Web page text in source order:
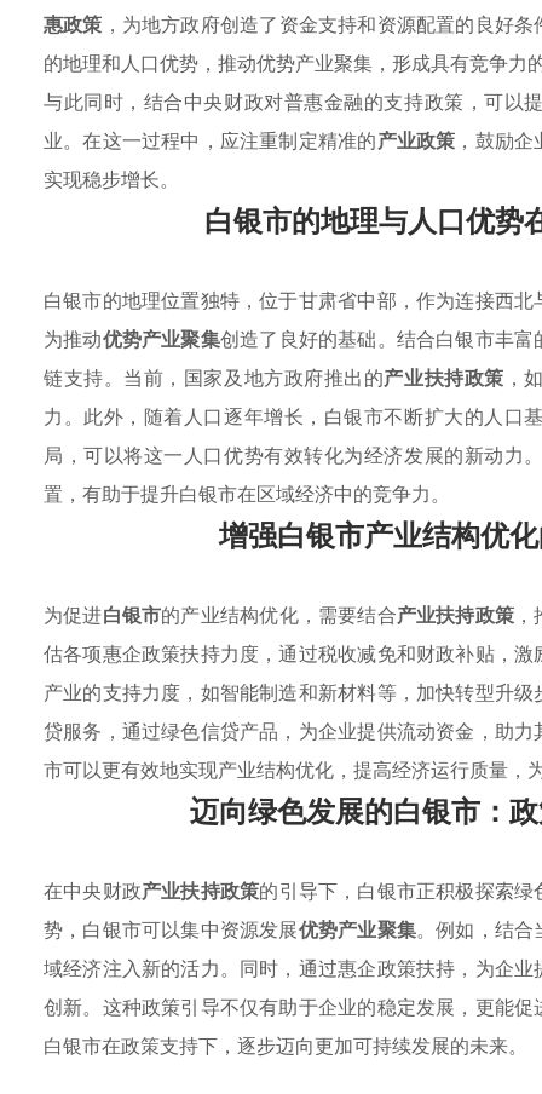
惠政策 ，为地方政府创造了资金支持和资源配置的良好
的地理和人口优势，推动优势产业聚集，形成具有竞争力
与此同时，结合中央财政对普惠金融的支持政策，可以
业。在这一过程中，应注重制定精准的产业政策 ，鼓励
实现稳步增长。
白银市的地理与人口优势
白银市的地理位置独特，位于甘肃省中部，作为连接西
为推动优势产业聚集创造了良好的基础。结合白银市丰
链支持。当前，国家及地方政府推出的产业扶持政策 ，
力。此外，随着人口逐年增长，白银市不断扩大的人口
局，可以将这一人口优势有效转化为经济发展的新动力
置，有助于提升白银市在区域经济中的竞争力。
增强白银市产业结构优
为促进白银市的产业结构优化，需要结合产业扶持政策
估各项惠企政策扶持力度，通过税收减免和财政补贴，
产业的支持力度，如智能制造和新材料等，加快转型升
贷服务，通过绿色信贷产品，为企业提供流动资金，助
市可以更有效地实现产业结构优化，提高经济运行质量，
迈向绿色发展的白银市：
在中央财政产业扶持政策的引导下，白银市正积极探索
势，白银市可以集中资源发展优势产业聚集。例如，结合
域经济注入新的活力。同时，通过惠企政策扶持，为企
创新。这种政策引导不仅有助于企业的稳定发展，更能
白银市在政策支持下，逐步迈向更加可持续发展的未来。